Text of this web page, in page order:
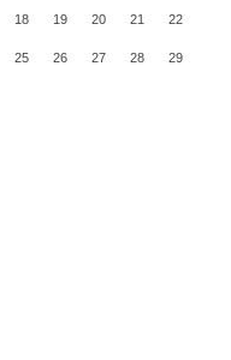
18 19 20 21 22
25 26 27 28 29